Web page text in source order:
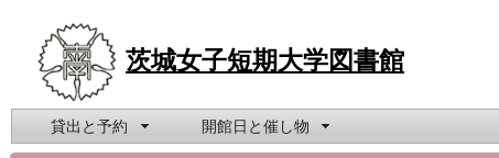
茨城女子短期大学図書館
貸出と予約 開館日と催し物